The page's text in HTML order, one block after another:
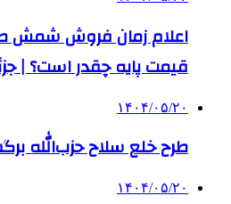
اعلام زمان فروش شمش
قیمت پایه چقدر است؟ |
۱۴۰۴/۰۵/۲۰
طرح خلع سلاح حزب‌الله
۱۴۰۴/۰۵/۲۰